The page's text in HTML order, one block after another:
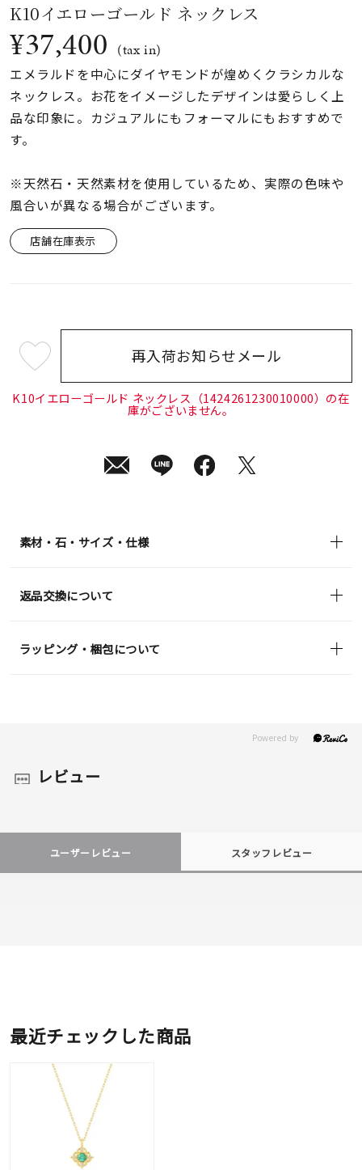
ファッションテイス
着用シーン
コレクション
レディース
リングサイズ
価格
在庫ありのみ
K10イエローゴールド ネックレス
¥37,400 (tax in)
エメラルドを中心にダイヤモンドが煌めくクラシカルな
ネックレス。お花をイメージしたデザインは愛らしく上
品な印象に。カジュアルにもフォーマルにもおすすめで
す。
※天然石・天然素材を使用しているため、実際の色味や
風合いが異なる場合がございます。
店舗在庫表示
¥37,400 (tax
in)
再入荷お知らせメール
K10イエローゴールド ネックレス（1424261230010000）の在
庫がございません。
素材・石・サイズ・仕様
返品交換について
ラッピング・梱包について
レビュー
ユーザーレビュー スタッフレビュー
最近チェックした商品